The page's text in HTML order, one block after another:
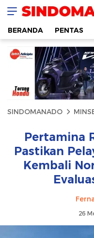
SINDOMANADO
Informatif dan
BERANDA PENTAS
SINDOMANADO
Pertamina
Pastikan
Kembali
26